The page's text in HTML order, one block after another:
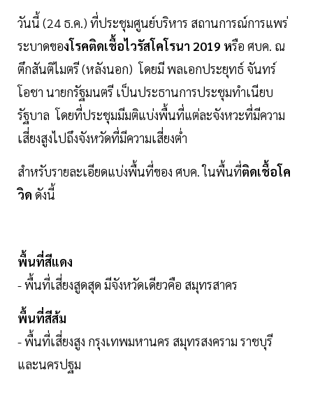
วันนี้ (24 ธ.ค.) ที่ประชุมศูนย์บริหาร สถานการณ์การแพร่
ระบาดของโรคติดเชื้อไวรัสโคโรนา 2019 หรือ ศบค. ณ
ตึกสันติไมตรี (หลังนอก) โดยมี พลเอกประยุทธ์ จันทร์
โอชา นายกรัฐมนตรี เป็นประธานการประชุมทำเนียบ
รัฐบาล โดยที่ประชุมมีมติแบ่งพื้นที่แต่ละจังหวะที่มีความ
เสี่ยงสูงไปถึงจังหวัดที่มีความเสี่ยงต่ำ
สำหรับรายละเอียดแบ่งพื้นที่ของ ศบค. ในพื้นที่ติดเชื้อโค
วิด ดังนี้
พื้นที่สีแดง
- พื้นที่เสี่ยงสูดสุด มีจังหวัดเดียวคือ สมุทรสาคร
พื้นที่สีส้ม
- พื้นที่เสี่ยงสูง กรุงเทพมหานคร สมุทรสงคราม ราชบุรี
และนครปฐม